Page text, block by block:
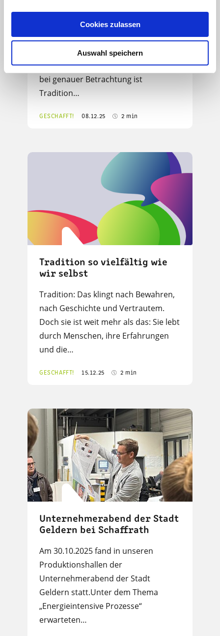
Cookies zulassen
Auswahl speichern
Tra | di | ti | on – ein Begriff, der oft
mit Geschichte, Bräuchen und
Vergangenheit assoziiert wird. Doch
bei genauer Betrachtung ist
Tradition…
GESCHAFFT! 08.12.25 2 min
Tradition so vielfältig wie
wir selbst
Tradition: Das klingt nach Bewahren,
nach Geschichte und Vertrautem.
Doch sie ist weit mehr als das: Sie lebt
durch Menschen, ihre Erfahrungen
und die…
GESCHAFFT! 15.12.25 2 min
Unternehmerabend der Stadt
Geldern bei Schaffrath
Am 30.10.2025 fand in unseren
Produktionshallen der
Unternehmerabend der Stadt
Geldern statt.Unter dem Thema
„Energieintensive Prozesse“
erwarteten…